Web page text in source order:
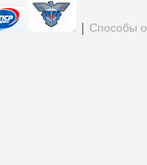
| Способы